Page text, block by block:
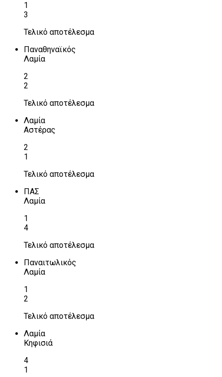
1
3
Τελικό αποτέλεσμα
Παναθηναϊκός
Λαμία
2
2
Τελικό αποτέλεσμα
Λαμία
Αστέρας
2
1
Τελικό αποτέλεσμα
ΠΑΣ
Λαμία
1
4
Τελικό αποτέλεσμα
Παναιτωλικός
Λαμία
1
2
Τελικό αποτέλεσμα
Λαμία
Κηφισιά
4
1